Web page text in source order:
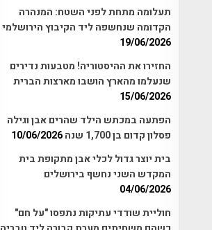
תעלומה מתחת לפני השטח: המנהרה
הקדומה שנחשפה ליד הקיבוץ הירושלמי
19/06/2026
החזירו את ההיסטוריה! מטבעות נדירים
שנעלמו מהארץ הושבו מארצות הברית
15/06/2026
הפתעה במכתש הילד שהרים אבן וגילה
פסלון קדום בן 1,700 שנה
10/06/2026
בית יוצר גדול לכלי אבן מתקופת בית
המקדש השני נחשף בירושלים
04/06/2026
חוליית שודדי עתיקות נתפסו "על חם"